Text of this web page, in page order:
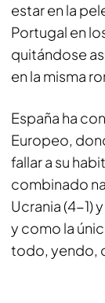
estar en la
Portugal en
quitándose
en la misma
España ha
Europeo,
fallar a su
combinado
Ucrania (4-1)
y como la
todo, yendo,